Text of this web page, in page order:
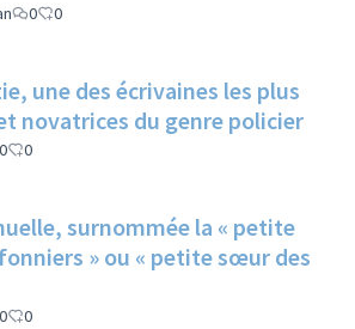
0 0
une des écrivaines les plus
novatrices du genre policier
0 0
surnommée la « petite
» ou « petite sœur des
0 0